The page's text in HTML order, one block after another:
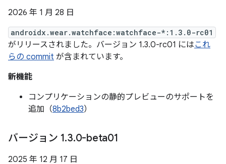
2026 年 1 月 28 日
androidx.wear.watchface:watchface-*:1.3.0-rc01
がリリースされました。バージョン 1.3.0-rc01 にはこれ
らの commit が含まれています。
新機能
コンプリケーションの静的プレビューのサポートを
追加（8b2bed3）
バージョン 1.3.0-beta01
2025 年 12 月 17 日